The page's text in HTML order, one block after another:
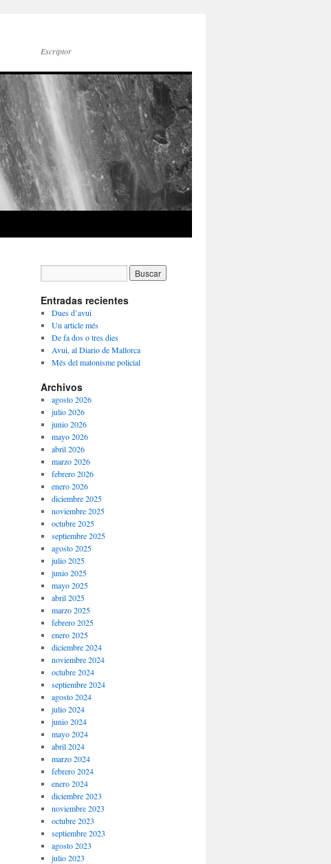
Escriptor
Entradas recientes
Dues d’avui
Un article més
De fa dos o tres dies
Avui, al Diario de Mallorca
Més del matonisme policial
Archivos
agosto 2026
julio 2026
junio 2026
mayo 2026
abril 2026
marzo 2026
febrero 2026
enero 2026
diciembre 2025
noviembre 2025
octubre 2025
septiembre 2025
agosto 2025
julio 2025
junio 2025
mayo 2025
abril 2025
marzo 2025
febrero 2025
enero 2025
diciembre 2024
noviembre 2024
octubre 2024
septiembre 2024
agosto 2024
julio 2024
junio 2024
mayo 2024
abril 2024
marzo 2024
febrero 2024
enero 2024
diciembre 2023
noviembre 2023
octubre 2023
septiembre 2023
agosto 2023
julio 2023